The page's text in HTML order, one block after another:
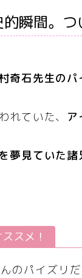
瞬間。
奇石先生の
れていた、 ア
夢見ていた
スメ！
んのパイズリ